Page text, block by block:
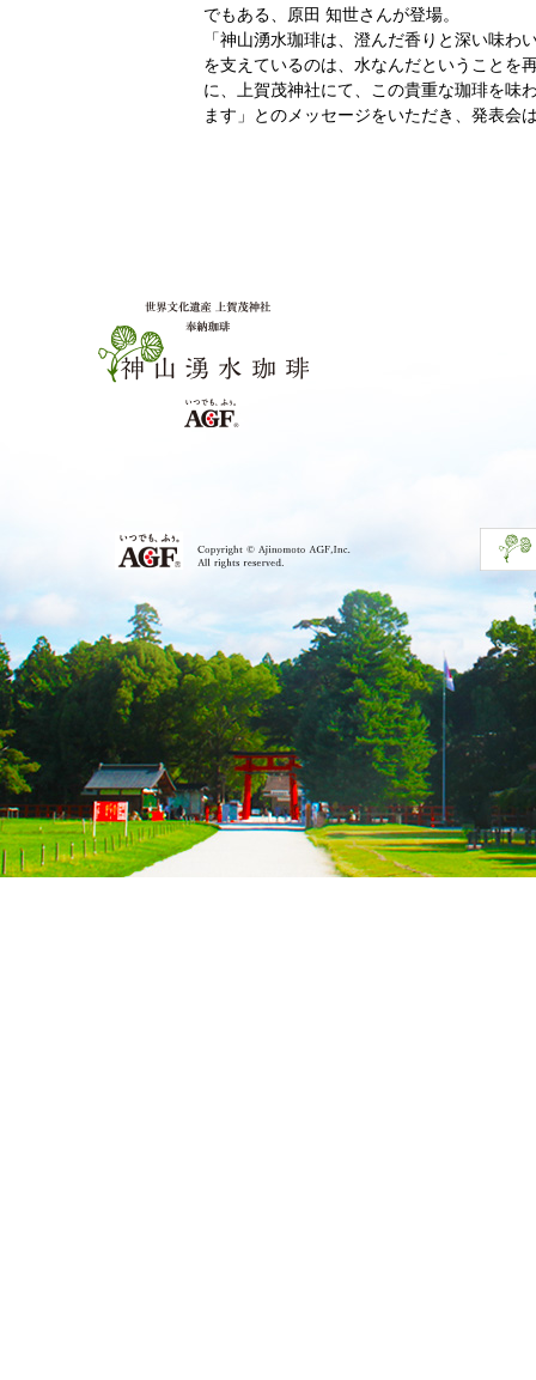
でもある、原田 知世さんが登場。
「神山湧水珈琲は、澄んだ香りと深い味わ
を支えているのは、水なんだということを
に、上賀茂神社にて、この貴重な珈琲を味
ます」とのメッセージをいただき、発表会